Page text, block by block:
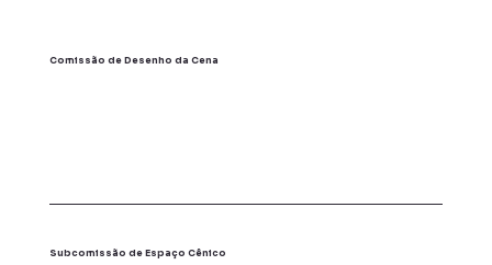
Comissão de Desenho da Cena
Subcomissão de Espaço Cênico